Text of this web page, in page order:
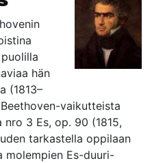
hän
(1813–
vaikutteista
nro 3 Es, op. 90 (1815,
tarkastella oppilaan
molempien Es-duuri-